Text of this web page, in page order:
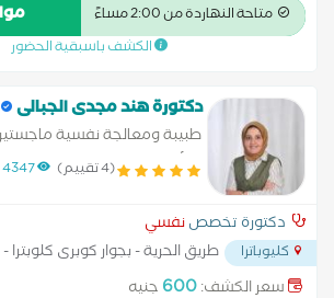
متاحة النهاردة من 2:00 مساءً
الكشف باسبقية الحضور
دكتورة هند مجدى الجبالى
طبيبة ومعالجة نفسية
والأعصاب والطب النفسي
(4 تقييم) 4347
دكتورة تخصصنفسي
كليوباترا
طريق الحرية - بجوار كوبرى كلوبترا
بجانب صيدليه جاب الله... سعر الكشف:600 جنيه